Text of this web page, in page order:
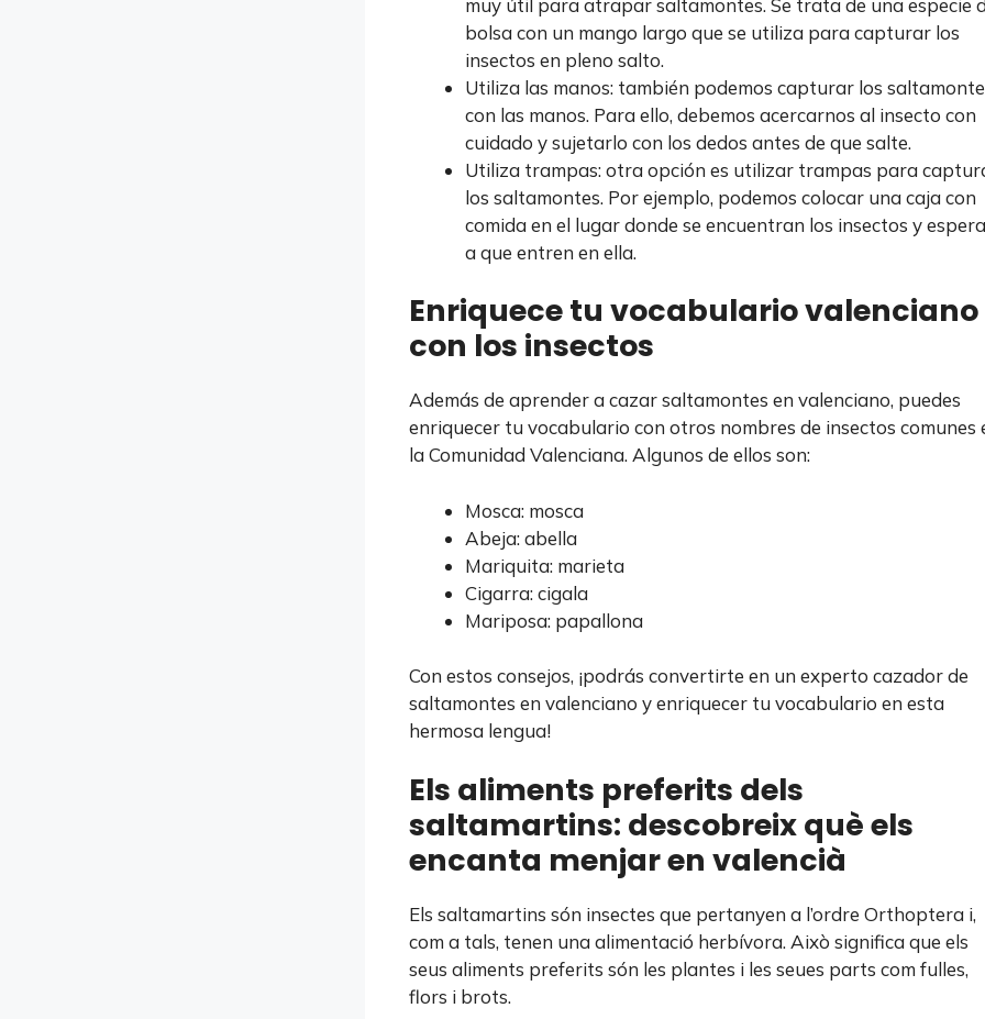
muy útil para atrapar saltamontes. Se trata de una especie
bolsa con un mango largo que se utiliza para capturar los
insectos en pleno salto.
Utiliza las manos: también podemos capturar los
con las manos. Para ello, debemos acercarnos al insecto con
cuidado y sujetarlo con los dedos antes de que salte.
Utiliza trampas: otra opción es utilizar trampas para
los saltamontes. Por ejemplo, podemos colocar una caja con
comida en el lugar donde se encuentran los insectos y
a que entren en ella.
Enriquece tu vocabulario valenciano
con los insectos
Además de aprender a cazar saltamontes en valenciano, puedes
enriquecer tu vocabulario con otros nombres de insectos comunes
la Comunidad Valenciana. Algunos de ellos son:
Mosca: mosca
Abeja: abella
Mariquita: marieta
Cigarra: cigala
Mariposa: papallona
Con estos consejos, ¡podrás convertirte en un experto cazador de
saltamontes en valenciano y enriquecer tu vocabulario en esta
hermosa lengua!
Els aliments preferits dels
saltamartins: descobreix què els
encanta menjar en valencià
Els saltamartins són insectes que pertanyen a l’ordre Orthoptera i,
com a tals, tenen una alimentació herbívora. Això significa que els
seus aliments preferits són les plantes i les seues parts com fulles,
flors i brots.